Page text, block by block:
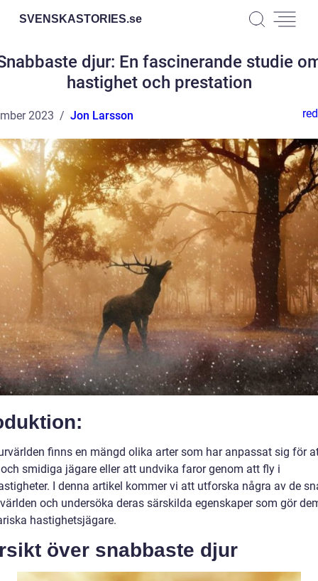
SVENSKASTORIES.se
djur: En fascinerande studie
hastighet och prestation
2023 Jon Larsson
finns en mängd olika arter som har anpassat sig för
smidiga jägare eller att undvika faror genom att fly i
I denna artikel kommer vi att utforska några av de
och undersöka deras särskilda egenskaper som gör
hastighetsjägare.
över snabbaste djur